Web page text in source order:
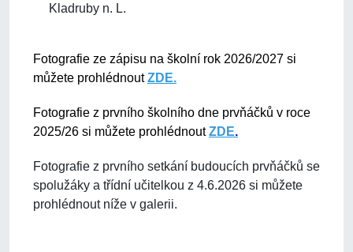
Kladruby n. L.
Fotografie ze zápisu na školní rok 2026/2027 si
můžete prohlédnoutZDE.
Fotografie z prvního školního dne prvňáčků v roce
2025/26 si můžete prohlédnoutZDE.
Fotografie z prvního setkání budoucích prvňáčků se
spolužáky a třídní učitelkou z 4.6.2026 si můžete
prohlédnout níže v galerii.